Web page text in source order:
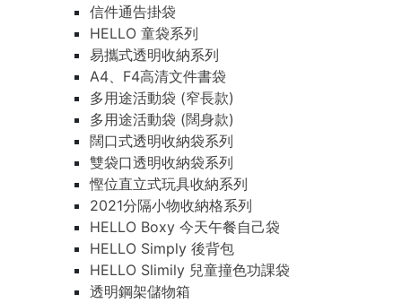
信件通告掛袋
HELLO 童袋系列
易攜式透明收納系列
A4、F4高清文件書袋
多用途活動袋 (窄長款)
多用途活動袋 (闊身款)
闊口式透明收納袋系列
雙袋口透明收納袋系列
慳位直立式玩具收納系列
2021分隔小物收納格系列
HELLO Boxy 今天午餐自己袋
HELLO Simply 後背包
HELLO Slimily 兒童撞色功課袋
透明鋼架儲物箱